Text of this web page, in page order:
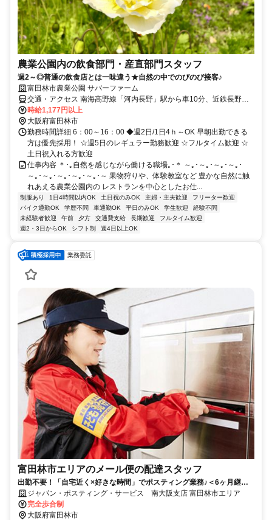
農業公園内の飲食部門・産直部門スタッフ
週2～◎普通の飲食店とは一味違う★自然の中でのびのび接客♪
富田林市農業公園 サバーファーム
交通・アクセス 南海高野線「河内長野」駅から車10分、近鉄長野線
「汐ノ宮」駅から車10分
時給1,177円以上
大阪府富田林市
勤務時間詳細 6：00～16：00 ◆週2日/1日4ｈ～OK 早朝出勤できる
方は優先採用！ ☆週5日のレギュラー勤務歓迎 ☆フルタイム歓迎 ☆
土日祝入れる方歓迎
仕事内容 ＊･｡自然を感じながら働ける職場｡･＊ ～｡･～｡･～｡･～｡･
～｡･～｡･～｡･～｡･～｡･～ 果物狩りや、体験教室など 豊かな自然に触
れあえる農業公園内の レストランを中心としたお仕...
制服あり 1日4時間以内OK 土日祝のみOK 主婦・主夫歓迎
フリーター歓迎
バイク通勤OK
学歴不問 車通勤OK 平日のみOK 学生歓迎
経験不問
未経験者歓迎
午前 夕方 交通費支給 長期歓迎
フルタイム歓迎
週2・3日からOK
シフト制 週4日以上OK
業務委託
富田林市エリアのメール便の配達スタッフ
出勤不要！「自宅近く×好きな時間」でポスティング業務♪＜6ヶ月継続
勤務で合計2万円のプチボーナス＞
ジャパン・ポスティング・サービス 南大阪支店 富田林市エリア
完全歩合制
大阪府富田林市